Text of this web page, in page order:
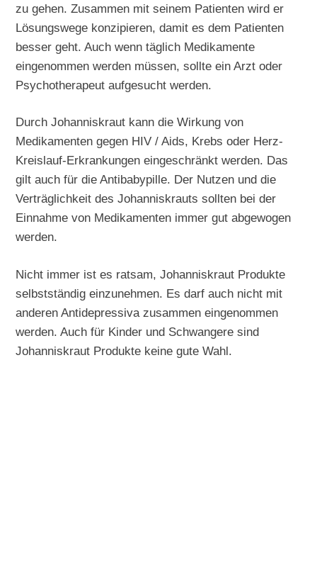
zu gehen. Zusammen mit seinem Patienten wird er
Lösungswege konzipieren, damit es dem Patienten
besser geht. Auch wenn täglich Medikamente
eingenommen werden müssen, sollte ein Arzt oder
Psychotherapeut aufgesucht werden.
Durch Johanniskraut kann die Wirkung von
Medikamenten gegen HIV / Aids, Krebs oder Herz-
Kreislauf-Erkrankungen eingeschränkt werden. Das
gilt auch für die Antibabypille. Der Nutzen und die
Verträglichkeit des Johanniskrauts sollten bei der
Einnahme von Medikamenten immer gut abgewogen
werden.
Nicht immer ist es ratsam, Johanniskraut Produkte
selbstständig einzunehmen. Es darf auch nicht mit
anderen Antidepressiva zusammen eingenommen
werden. Auch für Kinder und Schwangere sind
Johanniskraut Produkte keine gute Wahl.